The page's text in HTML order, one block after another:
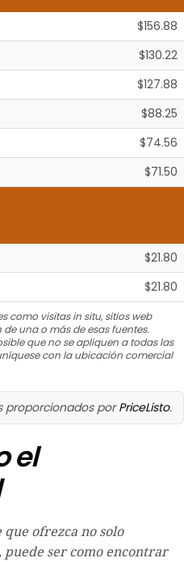
$156.88
$130.22
$127.88
$88.25
$74.56
$71.50
$21.80
$21.80
como visitas in situ, sitios web
una o más de esas fuentes.
que no se apliquen a todas las
con la ubicación comercial
proporcionados porPriceListo.
el
ofrezca no solo
ser como encontrar